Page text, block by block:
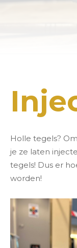
Holle tegels?
je ze laten
tegels! Dus er
worden!